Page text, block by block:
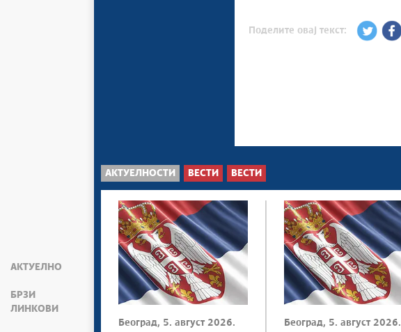
АКТУЕЛНО
БРЗИ
ЛИНКОВИ
Поделите овај текст:
АКТУЕЛНОСТИ ВЕСТИ ВЕСТИ
Београд, 5. август 2026. Београд, 5. август 2026.